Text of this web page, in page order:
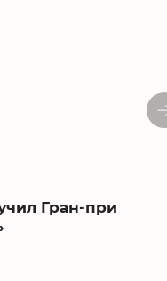
Гран-при